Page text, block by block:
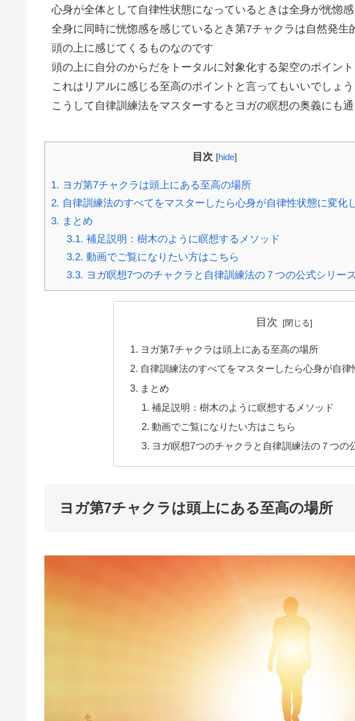
心身が全体として自律性状態になっているときは全身が恍惚
全身に同時に恍惚感を感じているとき第7チャクラは自然発生
頭の上に感じてくるものなのです
頭の上に自分のからだをトータルに対象化する架空のポイン
これはリアルに感じる至高のポイントと言ってもいいでしょう
こうして自律訓練法をマスターするとヨガの瞑想の奥義にも
目次 [hide]
1. ヨガ第7チャクラは頭上にある至高の場所
2. 自律訓練法のすべてをマスターしたら心身が自律性状態に変化
3. まとめ
3.1. 補足説明：樹木のように瞑想するメソッド
3.2. 動画でご覧になりたい方はこちら
3.3. ヨガ瞑想7つのチャクラと自律訓練法の７つの公式シリー
目次
ヨガ第7チャクラは頭上にある至高の場所
自律訓練法のすべてをマスターしたら心身が自
まとめ
補足説明：樹木のように瞑想するメソッド
動画でご覧になりたい方はこちら
ヨガ瞑想7つのチャクラと自律訓練法の７つの
ヨガ第7チャクラは頭上にある至高の場所